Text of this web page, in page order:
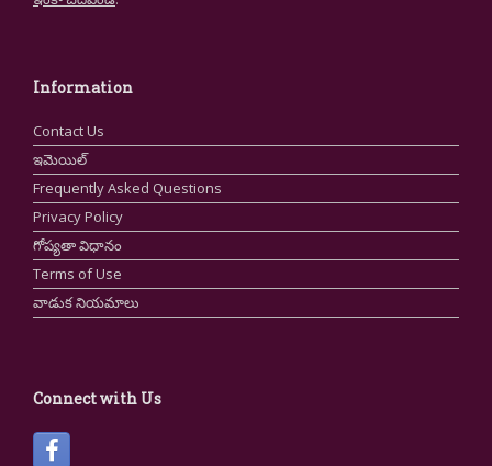
Information
Contact Us
ఇమెయిల్
Frequently Asked Questions
Privacy Policy
గోప్యతా విధానం
Terms of Use
వాడుక నియమాలు
Connect with Us